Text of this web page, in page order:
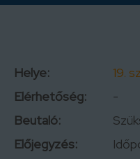
Helye:
19.
Elérhetőség:
-
Beutaló:
Előjegyzés: